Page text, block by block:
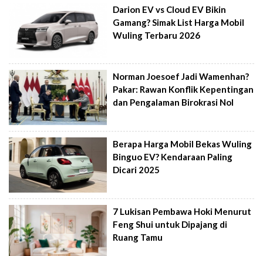
Darion EV vs Cloud EV Bikin
Gamang? Simak List Harga Mobil
Wuling Terbaru 2026
Norman Joesoef Jadi Wamenhan?
Pakar: Rawan Konflik Kepentingan
dan Pengalaman Birokrasi Nol
Berapa Harga Mobil Bekas Wuling
Binguo EV? Kendaraan Paling
Dicari 2025
7 Lukisan Pembawa Hoki Menurut
Feng Shui untuk Dipajang di
Ruang Tamu